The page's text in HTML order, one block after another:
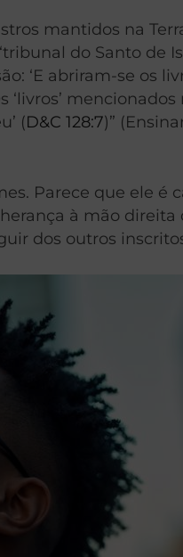
mantidos na
do Santo de
‘E abriram-se os
‘livros’
(D&C 128:7)”
Parece que ele
à mão direita
dos outros